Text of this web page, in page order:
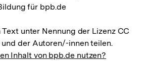
für bpb.de
unter Nennung der Lizenz CC
und der Autoren/-innen teilen.
Inhalt von bpb.de nutzen?